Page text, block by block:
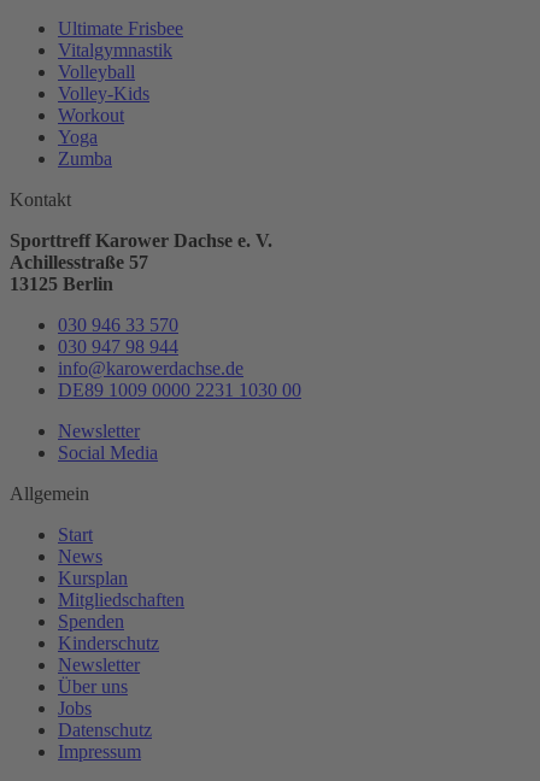
Ultimate Frisbee
Vitalgymnastik
Volleyball
Volley-Kids
Workout
Yoga
Zumba
Kontakt
Sporttreff Karower Dachse e. V.
Achillesstraße 57
13125 Berlin
030 946 33 570
030 947 98 944
info@karowerdachse.de
DE89 1009 0000 2231 1030 00
Newsletter
Social Media
Allgemein
Start
News
Kursplan
Mitgliedschaften
Spenden
Kinderschutz
Newsletter
Über uns
Jobs
Datenschutz
Impressum